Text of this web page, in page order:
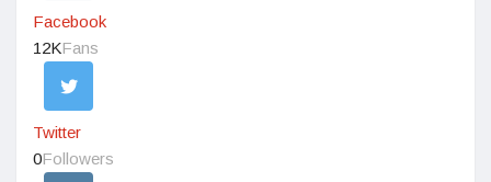
Facebook
12KFans
Twitter
0Followers